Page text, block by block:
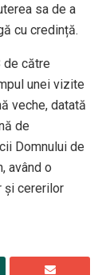
sa de a
cu credință.
de către
unei vizite
veche, datată
de
Domnului de
având o
și cererilor